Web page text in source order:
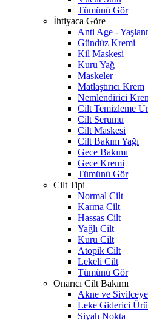
Tümünü Gör
İhtiyaca Göre
Anti Age -
Gündüz Kremi
Kil Maskesi
Kuru Yağ
Maskeler
Matlaştırıcı Krem
Nemlendirici
Cilt Temizleme
Cilt Serumu
Cilt Maskesi
Cilt Bakım Yağı
Gece Bakımı
Gece Kremi
Tümünü Gör
Cilt Tipi
Normal Cilt
Karma Cilt
Hassas Cilt
Yağlı Cilt
Kuru Cilt
Atopik Cilt
Lekeli Cilt
Tümünü Gör
Onarıcı Cilt Bakımı
Akne ve
Leke Giderici
Siyah Nokta